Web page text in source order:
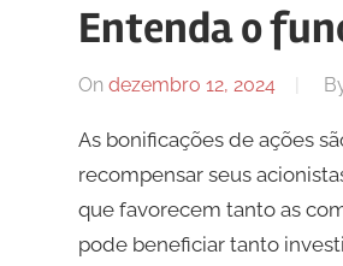
Entenda o
On dezembro 12, 2024
As bonificações de ações
recompensar seus
que favorecem tanto as
pode beneficiar tanto